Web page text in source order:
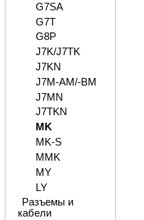
G7SA
G7T
G8P
J7K/J7TK
J7KN
J7M-AM/-BM
J7MN
J7TKN
MK
MK-S
MMK
MY
LY
Разъемы и
кабели